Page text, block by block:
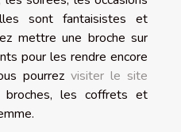
sont fantaisistes et
mettre une broche sur
pour les rendre encore
pourrez visiter le site
broches, les coffrets et